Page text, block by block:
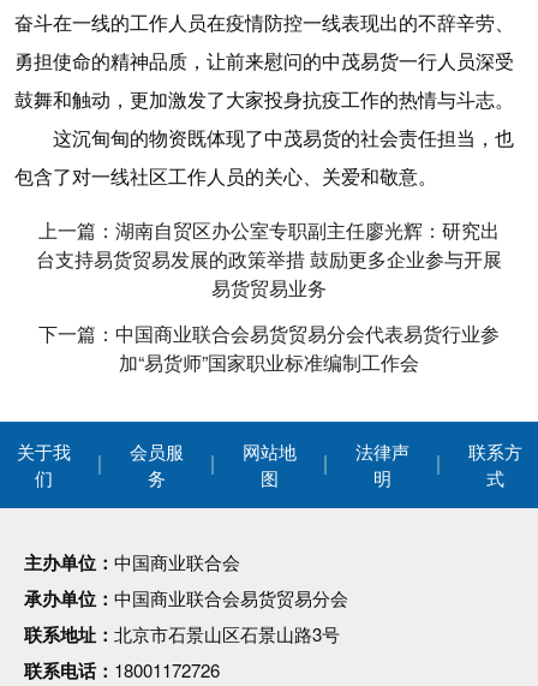
奋斗在一线的工作人员在疫情防控一线表现出的不辞辛劳、
勇担使命的精神品质，让前来慰问的中茂易货一行人员深受
鼓舞和触动，更加激发了大家投身抗疫工作的热情与斗志。
这沉甸甸的物资既体现了中茂易货的社会责任担当，也
包含了对一线社区工作人员的关心、关爱和敬意。
上一篇：湖南自贸区办公室专职副主任廖光辉：研究出
台支持易货贸易发展的政策举措 鼓励更多企业参与开展
易货贸易业务
下一篇：中国商业联合会易货贸易分会代表易货行业参
加“易货师”国家职业标准编制工作会
关于我
们
会员服
务
网站地
图
法律声
明
联系方
式
主办单位： 中国商业联合会
承办单位： 中国商业联合会易货贸易分会
联系地址： 北京市石景山区石景山路3号
联系电话： 18001172726